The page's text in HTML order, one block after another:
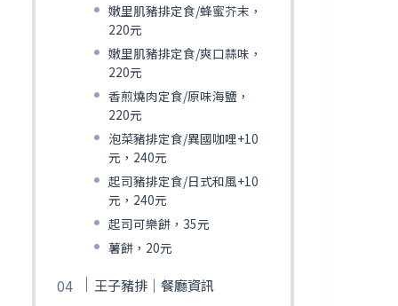
嫩里肌豬排定食/蜂蜜芥末，
220元
嫩里肌豬排定食/爽口蒜味，
220元
香煎燒肉定食/原味海鹽，
220元
泡菜豬排定食/異國咖哩+10
元，240元
起司豬排定食/日式和風+10
元，240元
起司可樂餅，35元
薯餅，20元
王子豬排｜餐廳資訊